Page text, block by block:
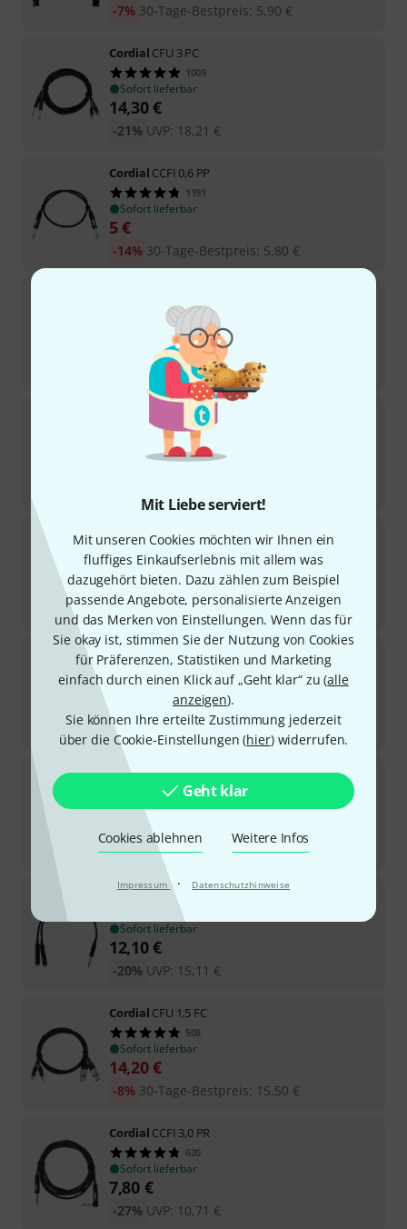
Mit Liebe serviert!
Mit unseren Cookies möchten wir Ihnen ein
fluffiges Einkaufserlebnis mit allem was
dazugehört bieten. Dazu zählen zum Beispiel
passende Angebote, personalisierte Anzeigen
und das Merken von Einstellungen. Wenn das für
Sie okay ist, stimmen Sie der Nutzung von Cookies
für Präferenzen, Statistiken und Marketing
einfach durch einen Klick auf „Geht klar“ zu (alle
anzeigen).
Sie können Ihre erteilte Zustimmung jederzeit
über die Cookie-Einstellungen (hier) widerrufen.
Geht klar
Cookies ablehnen Weitere Infos
Impressum · Datenschutzhinweise
30-Tage-Bestpreis: 5,90 €
-7%
Cordial CFU 3 PC
1009
Sofort lieferbar
14,30€
UVP: 18,21 €
-21%
Cordial CCFI 0,6 PP
1191
Sofort lieferbar
5€
30-Tage-Bestpreis: 5,80 €
-14%
586
Sofort lieferbar
30-Tage-Bestpreis:7,90
CFM 6 FV
310
Sofort lieferbar
€
CPM 20 FM 234
Sofort lieferbar
37 €
30-Tage-Bestpreis:42 €
-12%
Cordial CFM 0.3 VV
341
Sofort lieferbar
30-Tage-Bestpreis:7,90 €
-9%
CordialCFD 0,9 AA
240
Sofort lieferbar
€
30-Tage-Bestpreis:6,50 €
-18%
CordialCFY 0.3 VKK
Sofort lieferbar
12,10€
UVP: 15,11 €
-20%
Cordial CFU 1,5 FC
508
Sofort lieferbar
14,20€
30-Tage-Bestpreis: 15,50 €
-8%
Cordial CCFI 3,0 PR
620
Sofort lieferbar
7,80 €
UVP: 10,71 €
-27%